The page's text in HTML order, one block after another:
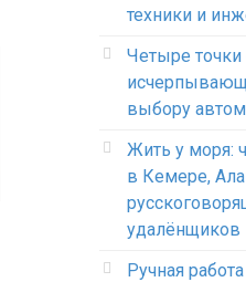
техники и
Четыре
выбору
Жить у моря:
в Кемере,
удалёнщиков
Ручная